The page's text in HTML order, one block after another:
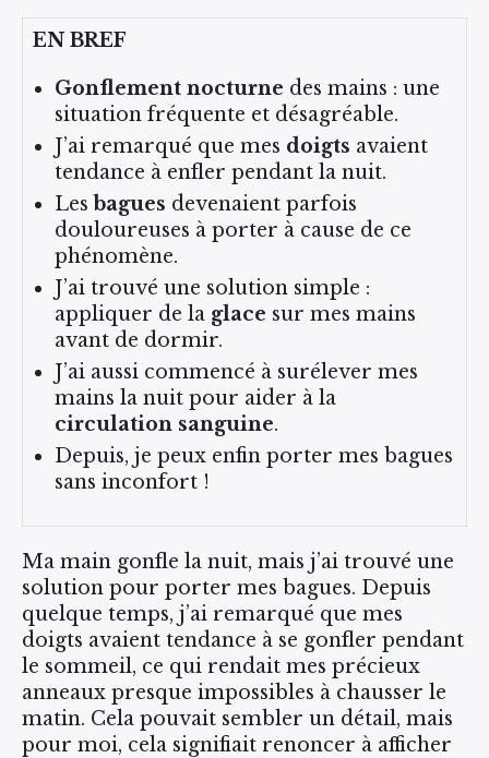
EN BREF
Gonflement nocturne des mains : une
situation fréquente et désagréable.
J’ai remarqué que mes doigts avaient
tendance à enfler pendant la nuit.
Les bagues devenaient parfois
douloureuses à porter à cause de ce
phénomène.
J’ai trouvé une solution simple :
appliquer de la glace sur mes mains
avant de dormir.
J’ai aussi commencé à surélever mes
mains la nuit pour aider à la
circulation sanguine.
Depuis, je peux enfin porter mes bagues
sans inconfort !
Ma main gonfle la nuit, mais j’ai trouvé une
solution pour porter mes bagues. Depuis
quelque temps, j’ai remarqué que mes
doigts avaient tendance à se gonfler pendant
le sommeil, ce qui rendait mes précieux
anneaux presque impossibles à chausser le
matin. Cela pouvait sembler un détail, mais
pour moi, cela signifiait renoncer à afficher